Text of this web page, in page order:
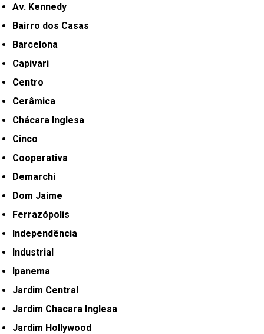
Av. Kennedy
Bairro dos Casas
Barcelona
Capivari
Centro
Cerâmica
Chácara Inglesa
Cinco
Cooperativa
Demarchi
Dom Jaime
Ferrazópolis
Independência
Industrial
Ipanema
Jardim Central
Jardim Chacara Inglesa
Jardim Hollywood